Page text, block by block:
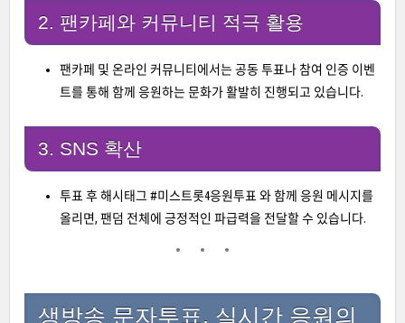
2. 팬카페와 커뮤니티 적극 활용
팬카페 및 온라인 커뮤니티에서는 공동 투표나 참여 인증 이벤
트를 통해 함께 응원하는 문화가 활발히 진행되고 있습니다.
3. SNS 확산
투표 후 해시태그 #미스트롯4응원투표 와 함께 응원 메시지를
올리면, 팬덤 전체에 긍정적인 파급력을 전달할 수 있습니다.
생방송 문자투표, 실시간 응원의